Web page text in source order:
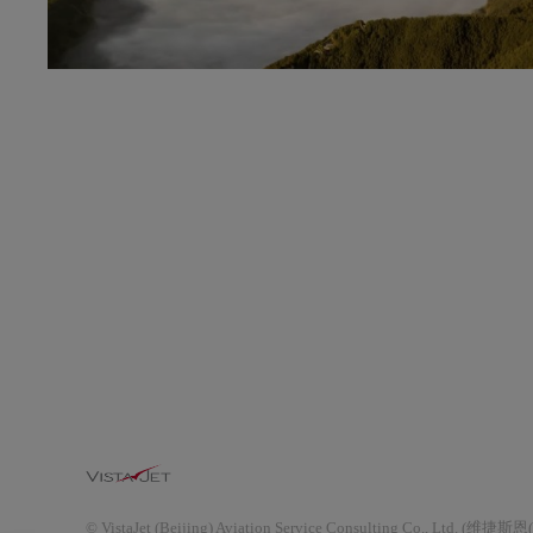
© VistaJet (Beijing) Aviation Service Consulting Co., Ltd. (维捷